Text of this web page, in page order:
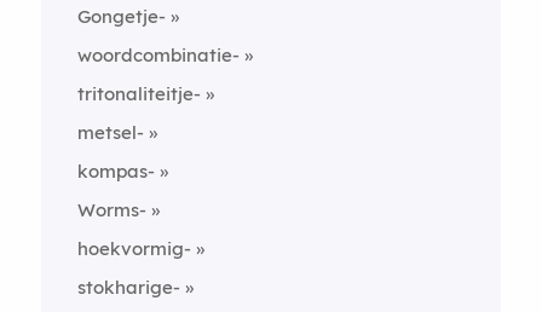
Gongetje-
woordcombinatie-
tritonaliteitje-
metsel-
kompas-
Worms-
hoekvormig-
stokharige-